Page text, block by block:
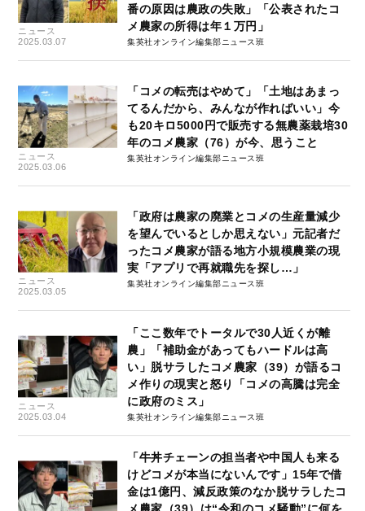
ニュース
2025.03.07
番の原因は農政の失敗」「公表されたコ
メ農家の所得は年１万円」
集英社オンライン編集部ニュース班
ニュース
2025.03.06
「コメの転売はやめて」「土地はあまっ
てるんだから、みんなが作ればいい」今
も20キロ5000円で販売する無農薬栽培30
年のコメ農家（76）が今、思うこと
集英社オンライン編集部ニュース班
ニュース
2025.03.05
「政府は農家の廃業とコメの生産量減少
を望んでいるとしか思えない」元記者だ
ったコメ農家が語る地方小規模農業の現
実「アプリで再就職先を探し…」
集英社オンライン編集部ニュース班
ニュース
2025.03.04
「ここ数年でトータルで30人近くが離
農」「補助金があってもハードルは高
い」脱サラしたコメ農家（39）が語るコ
メ作りの現実と怒り「コメの高騰は完全
に政府のミス」
集英社オンライン編集部ニュース班
「牛丼チェーンの担当者や中国人も来る
けどコメが本当にないんです」15年で借
金は1億円、減反政策のなか脱サラしたコ